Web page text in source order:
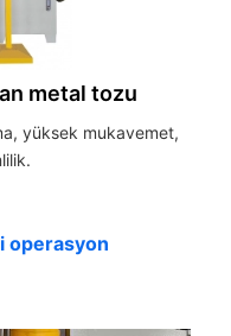
metal tozu
yüksek mukavemet,
operasyon